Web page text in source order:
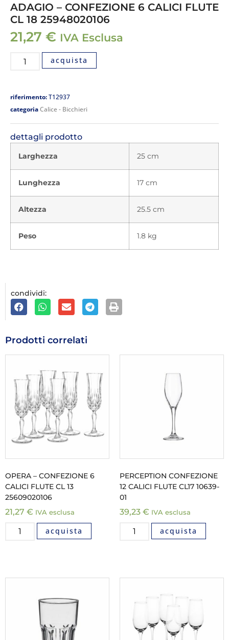
ADAGIO – CONFEZIONE 6 CALICI FLUTE
CL 18 25948020106
21,27 € IVA Esclusa
acquista
riferimento:T12937
categoriaCalice - Bicchieri
dettagli prodotto
Larghezza 25 cm
Lunghezza 17 cm
Altezza 25.5 cm
Peso 1.8 kg
condividi:
Prodotti correlati
OPERA – CONFEZIONE 6
CALICI FLUTE CL 13
25609020106
21,27 € IVA esclusa
acquista
PERCEPTION CONFEZIONE
12 CALICI FLUTE CL17 10639-
01
39,23 € IVA esclusa
acquista